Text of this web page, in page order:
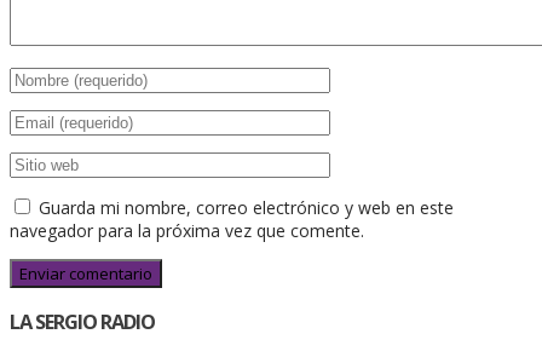
Guarda mi nombre, correo electrónico y web en este
navegador para la próxima vez que comente.
LA SERGIO RADIO